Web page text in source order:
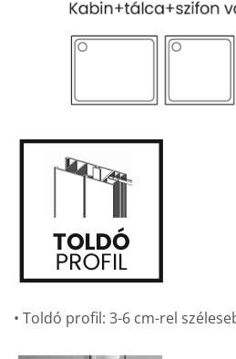
• Toldó profil: 3-6 cm-rel